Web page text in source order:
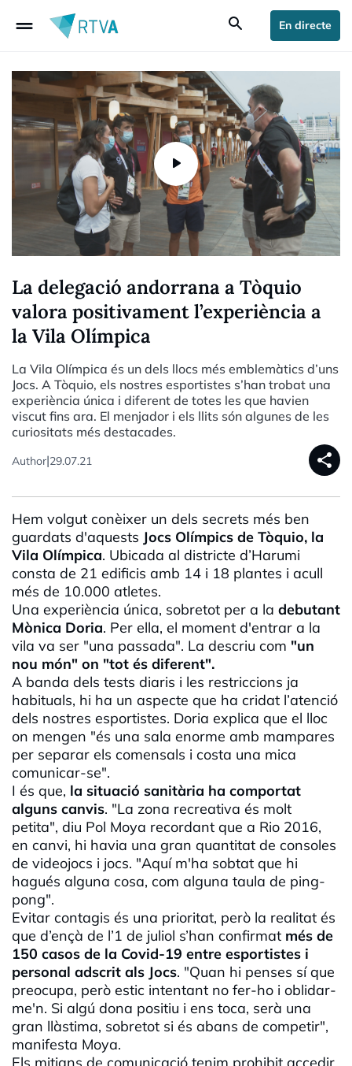
drag_handle search En directe
La delegació andorrana a Tòquio
valora positivament l’experiència a
la Vila Olímpica
La Vila Olímpica és un dels llocs més emblemàtics d’uns
Jocs. A Tòquio, els nostres esportistes s’han trobat una
experiència única i diferent de totes les que havien
viscut fins ara. El menjador i els llits són algunes de les
curiositats més destacades.
Author|29.07.21 share
Hem volgut conèixer un dels secrets més ben
guardats d'aquests Jocs Olímpics de Tòquio, la
Vila Olímpica. Ubicada al districte d’Harumi
consta de 21 edificis amb 14 i 18 plantes i acull
més de 10.000 atletes.
Una experiència única, sobretot per a la debutant
Mònica Doria. Per ella, el moment d'entrar a la
vila va ser "una passada". La descriu com "un
nou món" on "tot és diferent".
A banda dels tests diaris i les restriccions ja
habituals, hi ha un aspecte que ha cridat l’atenció
dels nostres esportistes. Doria explica que el lloc
on mengen "és una sala enorme amb mampares
per separar els comensals i costa una mica
comunicar-se".
I és que, la situació sanitària ha comportat
alguns canvis. "La zona recreativa és molt
petita", diu Pol Moya recordant que a Rio 2016,
en canvi, hi havia una gran quantitat de consoles
de videojocs i jocs. "Aquí m'ha sobtat que hi
hagués alguna cosa, com alguna taula de ping-
pong".
Evitar contagis és una prioritat, però la realitat és
que d’ençà de l’1 de juliol s’han confirmat més de
150 casos de la Covid-19 entre esportistes i
personal adscrit als Jocs. "Quan hi penses sí que
preocupa, però estic intentant no fer-ho i oblidar-
me'n. Si algú dona positiu i ens toca, serà una
gran llàstima, sobretot si és abans de competir",
manifesta Moya.